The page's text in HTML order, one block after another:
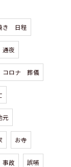
き 日程
通夜
コロナ 葬儀
元
お寺
事故 誤嚥